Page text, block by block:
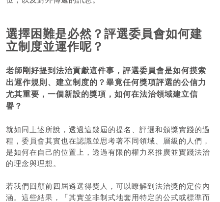
選擇困難是必然？評選委員會如何建
立制度並運作呢？
老師剛好提到法治貢獻這件事，評選委員會是如何摸索
出運作規則、建立制度的？畢竟任何獎項評選的公信力
尤其重要，一個新設的獎項，如何在法治領域建立信
譽？
就如同上述所說，透過這幾屆的提名、評選和頒獎實踐的過
程，委員會其實也在認識並思考著不同領域、層級的人們，
是如何在自己的位置上，透過有限的權力來推廣並實踐法治
的理念與理想。
若我們回顧前四屆遴選得獎人，可以瞭解到法治獎的定位內
涵。這些結果，「其實並非制式地套用特定的公式或標準而